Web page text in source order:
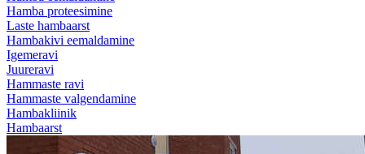
Hamba proteesimine
Laste hambaarst
Hambakivi eemaldamine
Igemeravi
Juureravi
Hammaste ravi
Hammaste valgendamine
Hambakliinik
Hambaarst